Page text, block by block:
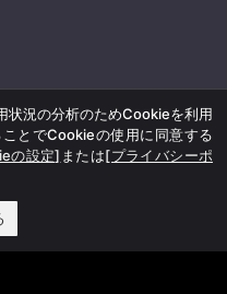
状況の分析のためCookieを利用
とでCookieの使用に同意する
の設定] または[プライバシーポ